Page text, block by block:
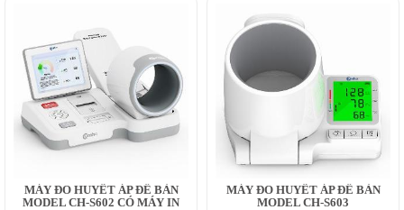
MÁY ĐO HUYẾT ÁP ĐỂ BÀN
MODEL CH-S602 CÓ MÁY IN
MÁY ĐO HUYẾT ÁP ĐỂ BÀN
MODEL CH-S603